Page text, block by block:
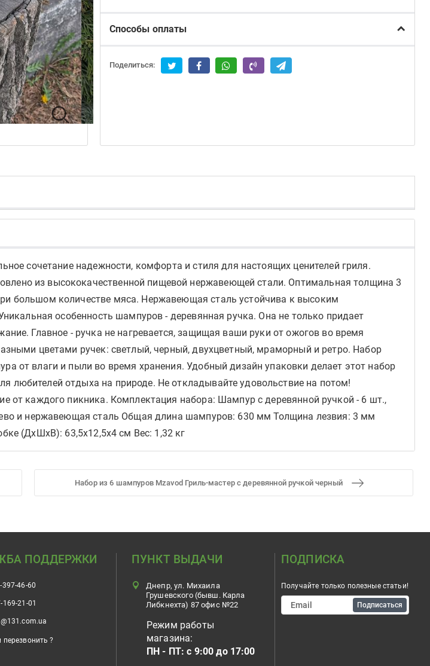
Способы оплаты
Поделиться:
сочетание надежности, комфорта и стиля для настоящих ценителей гриля.
из высококачественной пищевой нержавеющей стали. Оптимальная толщина 3
большом количестве мяса. Нержавеющая сталь устойчива к высоким
особенность шампуров - деревянная ручка. Она не только придает
Главное - ручка не нагревается, защищая ваши руки от ожогов во время
цветами ручек: светлый, черный, двухцветный, мраморный и ретро. Набор
от влаги и пыли во время хранения. Удобный дизайн упаковки делает этот набор
отдыха на природе. Не откладывайте удовольствие на потом!
от каждого пикника. Комплектация набора: Шампур с деревянной ручкой - 6 шт.,
и нержавеющая сталь Общая длина шампуров: 630 мм Толщина лезвия: 3 мм
(ДхШхВ): 63,5х12,5х4 см Вес: 1,32 кг
Набор из 6 шампуров Mzavod Гриль-мастер с деревянной ручкой черный
ПОДДЕРЖКИ
397-46-60
169-21-01
перезвонить ?
ПУНКТ ВЫДАЧИ
Днепр, ул. Михаила
Грушевского (бывш. Карла
Либкнехта) 87 офис №22
Режим работы
магазина:
ПН - ПТ: с 9:00 до 17:00
ПОДПИСКА
Получайте только полезные статьи!
Подписаться